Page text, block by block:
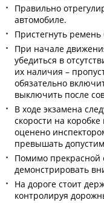
Правильно
автомобиле.
Пристегнуть ремень
При начале
убедиться в
их наличия –
обязательно
выключить после
В ходе экзамена
скорости на
оценено
превышать
Помимо прекрасной
демонстрировать
На дороге стоит
контролируя